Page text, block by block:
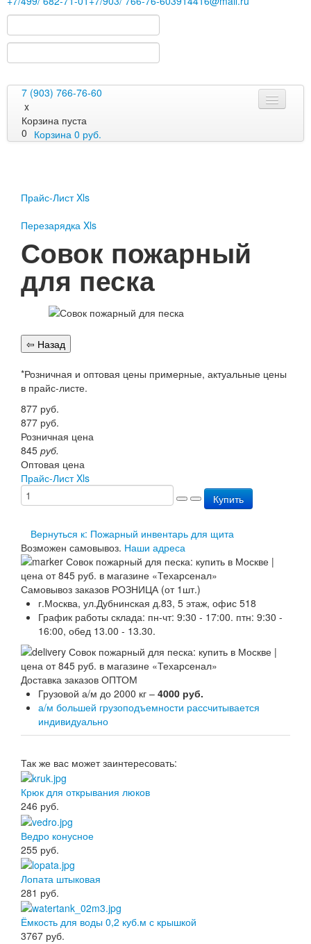
7 (903) 766-76-60
x
Корзина пуста
0 Корзина 0 руб.
Перезарядка ОП
Перезарядка ОВП
Доставка
Оплата
Гарантии
О нас
Статьи
Публичная оферта
Сертификаты
Контакты
Пожарное оборудование
Перезарядка
Перезарядка ОП
Перезарядка ОУ
Гарантии
О нас
Статьи
Публичная оферта
Сертификаты
Вопрос-Ответ
Контакты
Прайс-Лист Xls
Перезарядка Xls
Совок пожарный
для песка
*Розничная и оптовая цены примерные, актуальные цены
в прайс-листе.
877 руб.
877 руб.
Розничная цена
845 руб.
Оптовая цена
Прайс-Лист Xls
Купить
Вернуться к: Пожарный инвентарь для щита
Возможен самовывоз. Наши адреса
Самовывоз заказов РОЗНИЦА (от 1шт.)
г.Москва, ул.Дубнинская д.83, 5 этаж, офис 518
График работы склада: пн-чт: 9:30 - 17:00. птн: 9:30 -
16:00, обед 13.00 - 13.30.
Доставка заказов ОПТОМ
Грузовой а/м до 2000 кг – 4000 руб.
а/м большей грузоподъемности рассчитывается
индивидуально
Так же вас может заинтересовать:
Крюк для открывания люков
246 руб.
Ведро конусное
255 руб.
Лопата штыковая
281 руб.
Ёмкость для воды 0,2 куб.м с крышкой
3767 руб.